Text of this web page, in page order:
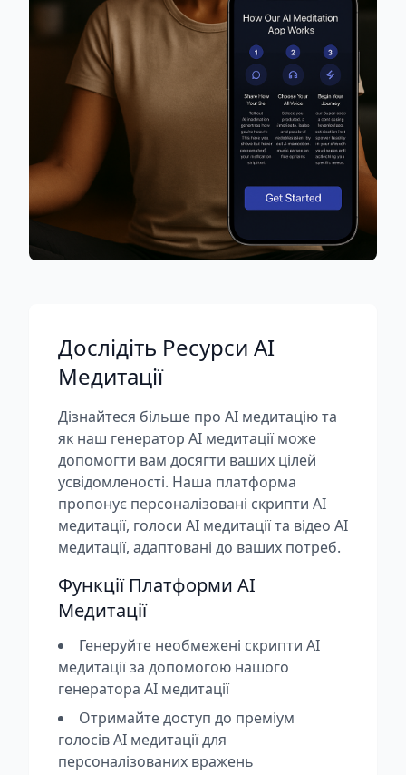
Дослідіть Ресурси AI
Медитації
Дізнайтеся більше про AI медитацію та
як наш генератор AI медитації може
допомогти вам досягти ваших цілей
усвідомленості. Наша платформа
пропонує персоналізовані скрипти AI
медитації, голоси AI медитації та відео AI
медитації, адаптовані до ваших потреб.
Функції Платформи AI
Медитації
Генеруйте необмежені скрипти AI
медитації за допомогою нашого
генератора AI медитації
Отримайте доступ до преміум
голосів AI медитації для
персоналізованих вражень